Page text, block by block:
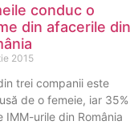
conduc o
din afacerile din
2015
trei companii este
de o femeie, iar 35%
IMM-urile din România